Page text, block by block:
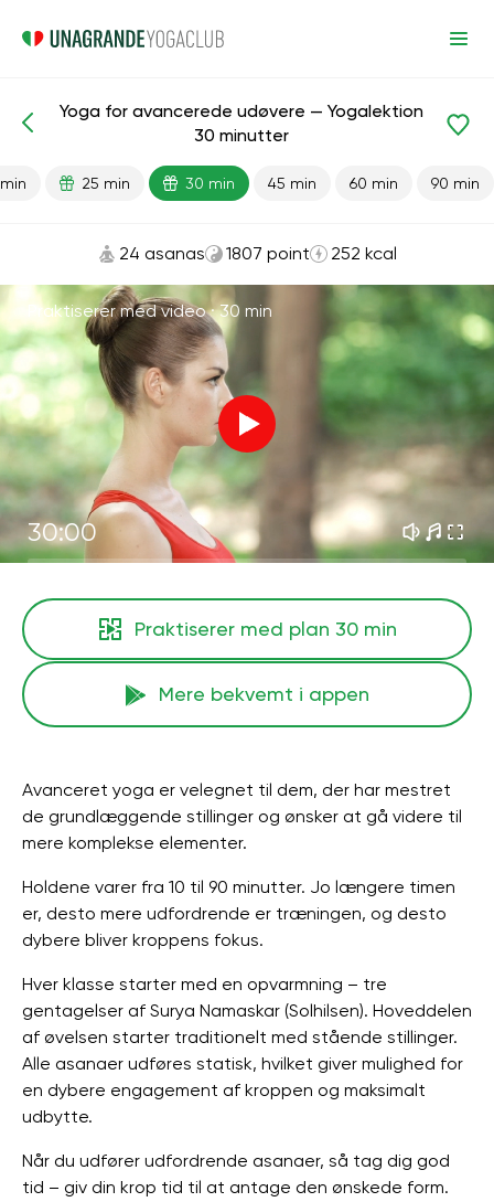
Færdiglavede lektioner Fremskreden
Yoga for avancerede udøvere — Yogalektion
30 minutter
25 min 30 min 45 min 60 min 90 min
24 asanas 1807 point 252 kcal
Praktiserer med video ·30 min
30:00
Praktiserer med plan 30 min
Mere bekvemt i appen
Avanceret yoga er velegnet til dem, der har mestret
de grundlæggende stillinger og ønsker at gå videre til
mere komplekse elementer.
Holdene varer fra 10 til 90 minutter. Jo længere timen
er, desto mere udfordrende er træningen, og desto
dybere bliver kroppens fokus.
Hver klasse starter med en opvarmning – tre
gentagelser af Surya Namaskar (Solhilsen). Hoveddelen
af ​​øvelsen starter traditionelt med stående stillinger.
Alle asanaer udføres statisk, hvilket giver mulighed for
en dybere engagement af kroppen og maksimalt
udbytte.
Når du udfører udfordrende asanaer, så tag dig god
tid – giv din krop tid til at antage den ønskede form.